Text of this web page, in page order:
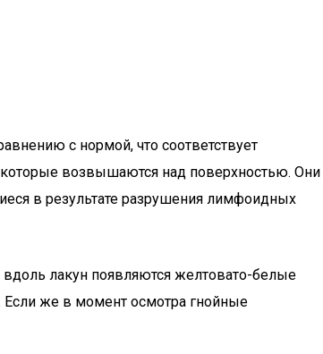
с нормой, что соответствует
возвышаются над поверхностью. Они
в результате разрушения лимфоидных
лакун появляются желтовато-белые
Если же в момент осмотра гнойные